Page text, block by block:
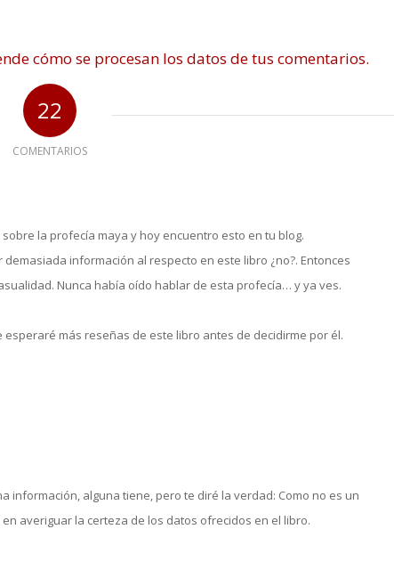
cómo se procesan los datos de tus comentarios.
22
COMENTARIOS
la profecía maya y hoy encuentro esto en tu blog.
información al respecto en este libro ¿no?. Entonces
Nunca había oído hablar de esta profecía… y ya ves.
esperaré más reseñas de este libro antes de decidirme por él.
información, alguna tiene, pero te diré la verdad: Como no es un
averiguar la certeza de los datos ofrecidos en el libro.